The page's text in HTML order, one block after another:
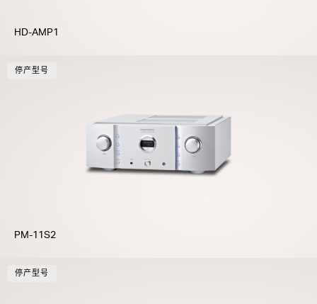
HD-AMP1
停产型号
PM-11S2
停产型号